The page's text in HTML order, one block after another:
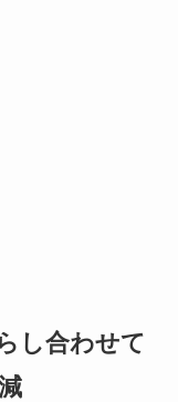
し合わせて